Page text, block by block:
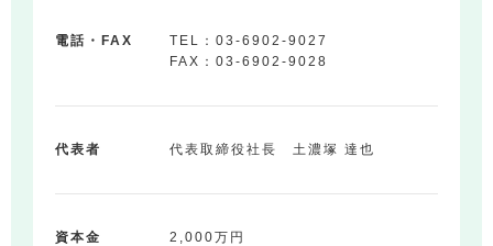
電話・FAX
TEL：03-6902-9027
FAX：03-6902-9028
代表者 代表取締役社長 土濃塚 達也
資本金 2,000万円